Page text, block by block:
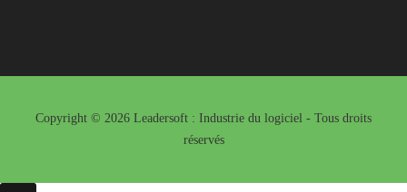
Copyright © 2026 Leadersoft : Industrie du logiciel - Tous droits
réservés